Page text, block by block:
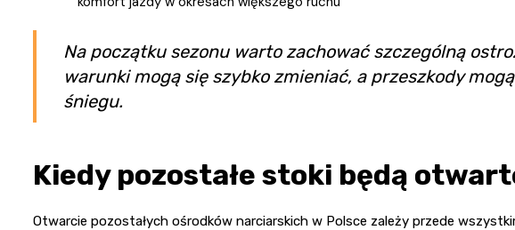
Na początku sezonu warto zachować szczególną
warunki mogą się szybko zmieniać, a przeszkody
śniegu.
Kiedy pozostałe stoki będą
Otwarcie pozostałych ośrodków narciarskich w Polsce zależy przede